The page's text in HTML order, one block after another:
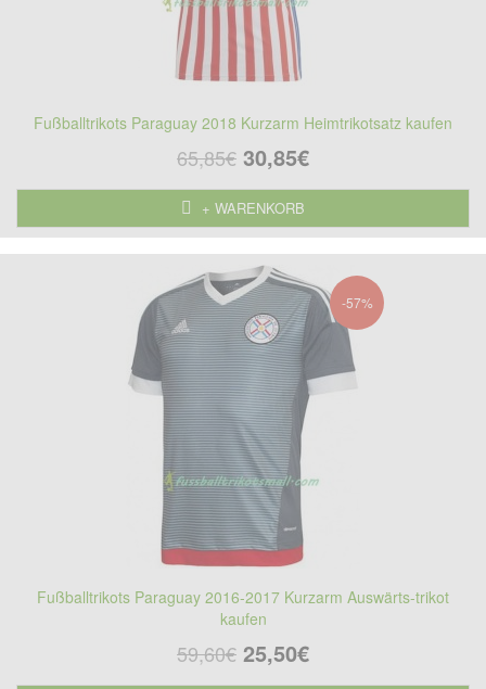
Fußballtrikots Paraguay 2018 Kurzarm Heimtrikotsatz kaufen
65,85€ 30,85€
+ WARENKORB
-57%
Fußballtrikots Paraguay 2016-2017 Kurzarm Auswärts-trikot
kaufen
59,60€ 25,50€